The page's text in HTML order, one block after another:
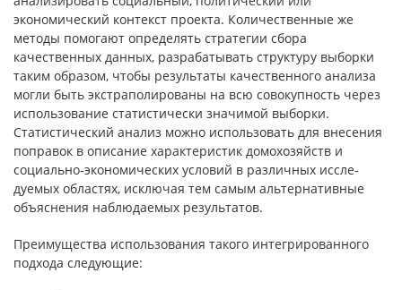
экономический контекст проекта. Количественные же
методы помогают определять стратегии сбора
качественных данных, разрабаты­вать структуру выборки
таким образом, чтобы результаты качественно­го анализа
могли быть экстраполированы на всю совокупность через
ис­пользование статистически значимой выборки.
Статистический анализ можно использовать для внесения
поправок в описание характеристик домохозяйств и
социально-экономических условий в различных иссле­
дуемых областях, исключая тем самым альтернативные
объяснения на­блюдаемых результатов.
Преимущества использования такого интегрированного
подхода сле­дующие: